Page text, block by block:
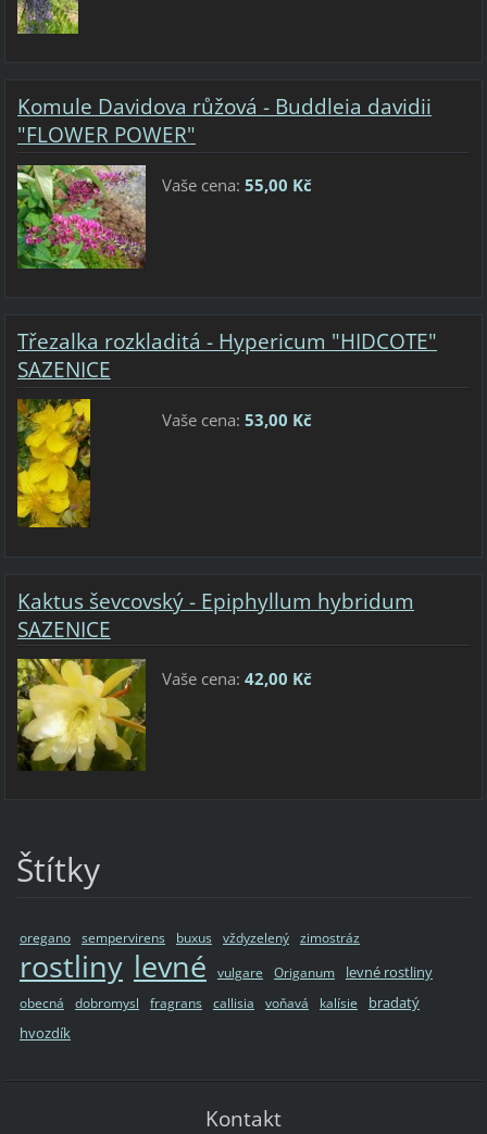
Komule Davidova růžová - Buddleia davidii
"FLOWER POWER"
Vaše cena: 55,00 Kč
Třezalka rozkladitá - Hypericum "HIDCOTE"
SAZENICE
Vaše cena: 53,00 Kč
Kaktus ševcovský - Epiphyllum hybridum
SAZENICE
Vaše cena: 42,00 Kč
Štítky
oregano sempervirens buxus vždyzelený zimostráz
rostliny levné vulgare Origanum levné rostliny
obecná dobromysl fragrans callisia voňavá kalísie
bradatý
hvozdík
Kontakt